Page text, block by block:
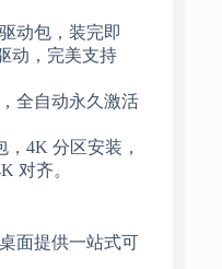
动包，装完即
动，完美支持
全自动永久激活
4K 分区安装，
对齐。
面提供一站式可